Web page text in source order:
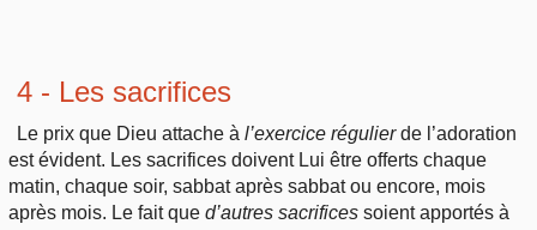
4 - Les sacrifices
Le prix que Dieu attache àl’exercice régulierde l’adoration
est évident. Les sacrifices doivent Lui être offerts chaque
matin, chaque soir, sabbat après sabbat ou encore, mois
après mois. Le fait que d’autres sacrifices soient apportés à